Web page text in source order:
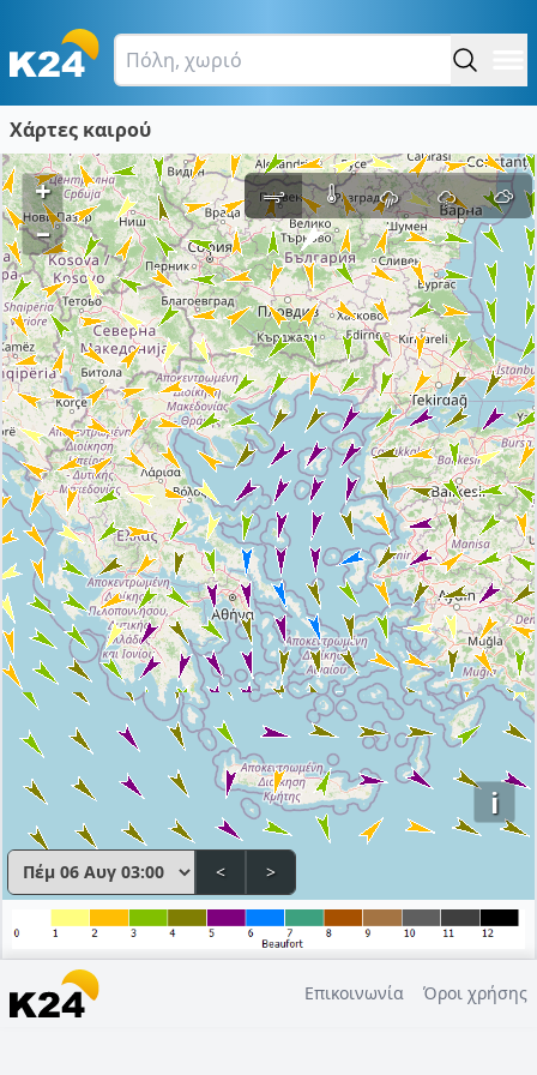
Χάρτες καιρού
i
+
–
< >
Επικοινωνία Όροι χρήσης